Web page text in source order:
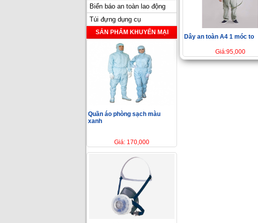
Biển báo an toàn lao động
Túi đựng dụng cụ
SẢN PHẨM KHUYẾN MẠI
Quần áo phòng sạch màu
xanh
Giá: 170,000
Dây an toàn A4 1 móc to
Giá:95,000